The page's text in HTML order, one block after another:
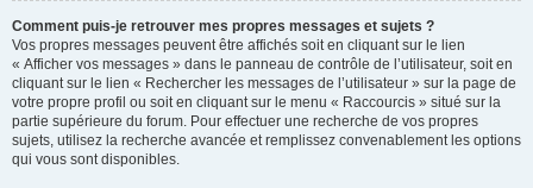
Comment puis-je retrouver mes propres messages et sujets ?
Vos propres messages peuvent être affichés soit en cliquant sur le lien
« Afficher vos messages » dans le panneau de contrôle de l’utilisateur, soit en
cliquant sur le lien « Rechercher les messages de l’utilisateur » sur la page de
votre propre profil ou soit en cliquant sur le menu « Raccourcis » situé sur la
partie supérieure du forum. Pour effectuer une recherche de vos propres
sujets, utilisez la recherche avancée et remplissez convenablement les options
qui vous sont disponibles.